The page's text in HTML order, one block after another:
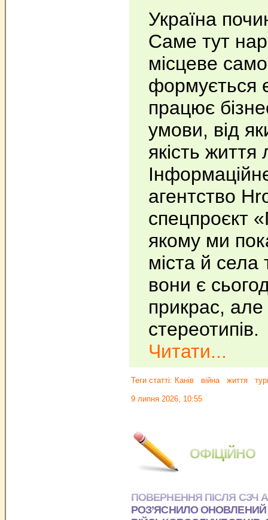
Україна
Саме тут
місцеве
формується
працює
умови, від
якість
агентство
спецпроєкт
якому ми
міста й
вони є
прикрас,
стереотипів.
Читати...
Теги статті: Канів війна життя
9 липня 2026, 10:55
ОФІЦІЙНО
ПОВЕРНЕННЯ ПІСЛЯ СЗЧ
РОЗ’ЯСНИЛО ОНОВЛЕНИЙ